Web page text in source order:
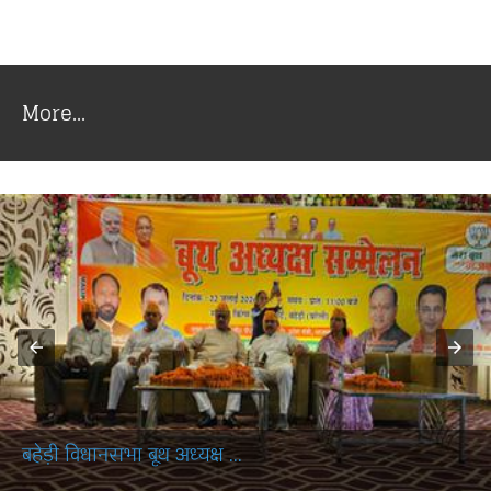
More...
बहेड़ी विधानसभा बूथ अध्यक्ष ...